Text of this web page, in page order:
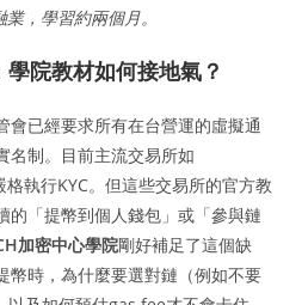
，學習約兩個月。
院教材如何接地氣？
會已經要求所有在台營運的虛擬通
名制。目前主流交易所如
執行KYC。但這些交易所的官方教
的「提幣到個人錢包」或「參與鏈
加密中心學院剛好補足了這個缺
幣時，為什麼要選對鏈（例如不要